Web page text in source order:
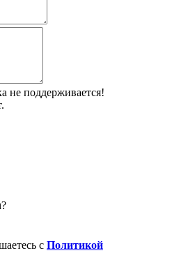
не поддерживается!
с Политикой